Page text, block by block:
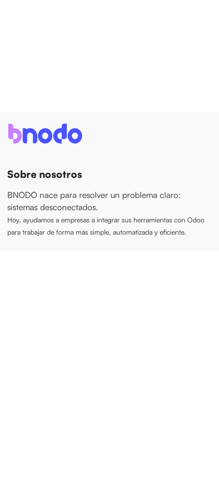
Sobre nosotros
BNODO nace para resolver un problema claro:
sistemas desconectados.
Hoy, ayudamos a empresas a integrar sus herramientas con Odoo
para trabajar de forma más simple, automatizada y eficiente.